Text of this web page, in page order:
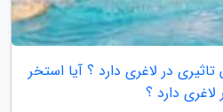
در لاغری دارد ؟ آیا استخر
دارد ؟